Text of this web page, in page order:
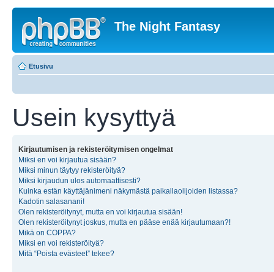
The Night Fantasy
Etusivu
Usein kysyttyä
Kirjautumisen ja rekisteröitymisen ongelmat
Miksi en voi kirjautua sisään?
Miksi minun täytyy rekisteröityä?
Miksi kirjaudun ulos automaattisesti?
Kuinka estän käyttäjänimeni näkymästä paikallaolijoiden listassa?
Kadotin salasanani!
Olen rekisteröitynyt, mutta en voi kirjautua sisään!
Olen rekisteröitynyt joskus, mutta en pääse enää kirjautumaan?!
Mikä on COPPA?
Miksi en voi rekisteröityä?
Mitä “Poista evästeet” tekee?